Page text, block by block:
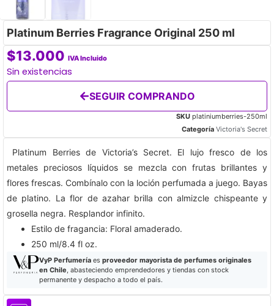
Platinum Berries Fragrance Original 250 ml
$13.000 IVA Incluido
Sin existencias
SEGUIR COMPRANDO
SKU platiniumberries-250ml
Categoría Victoria's Secret
Platinum Berries de Victoria’s Secret. El lujo fresco de los
metales preciosos líquidos se mezcla con frutas brillantes y
flores frescas. Combínalo con la loción perfumada a juego. Bayas
de platino. ​La flor de azahar brilla con almizcle chispeante y
grosella negra. Resplandor infinito.
Estilo de fragancia: Floral amaderado​.
250 ml/8.4 fl oz.
VyP Perfumeríaes proveedor mayorista de perfumes originales
en Chile, abasteciendo emprendedores y tiendas con stock
permanente y despacho a todo el país.